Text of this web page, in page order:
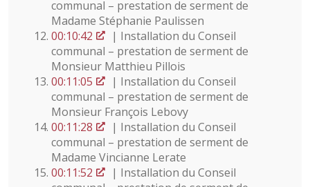
communal – prestation de serment de
Madame Stéphanie Paulissen
00:10:42
| Installation du Conseil
communal – prestation de serment de
Monsieur Matthieu Pillois
00:11:05
| Installation du Conseil
communal – prestation de serment de
Monsieur François Lebovy
00:11:28
| Installation du Conseil
communal – prestation de serment de
Madame Vincianne Lerate
00:11:52
| Installation du Conseil